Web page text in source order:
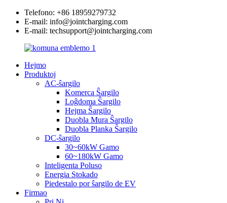
Telefono: +86 18959279732
E-mail: info@jointcharging.com
E-mail: techsupport@jointcharging.com
Hejmo
Produktoj
AC-ŝargilo
Komerca Ŝargilo
Loĝdoma Ŝargilo
Hejma Ŝargilo
Duobla Mura Ŝargilo
Duobla Planka Ŝargilo
DC-ŝargilo
30~60kW Gamo
60~180kW Gamo
Inteligenta Poluso
Energia Stokado
Piedestalo por ŝargilo de EV
Firmao